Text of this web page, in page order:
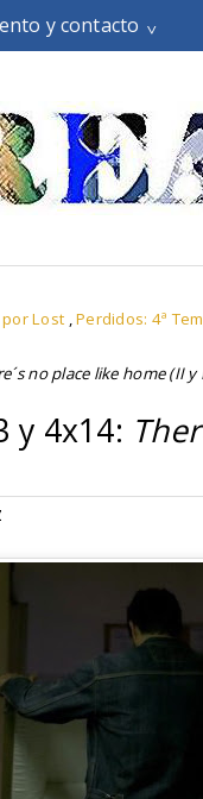
y contacto
Lost ,Perdidos: 4ª
no place like home (II y
y 4x14: